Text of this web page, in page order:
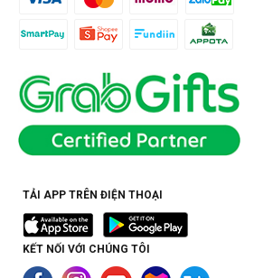
TẢI APP TRÊN ĐIỆN THOẠI
KẾT NỐI VỚI CHÚNG TÔI